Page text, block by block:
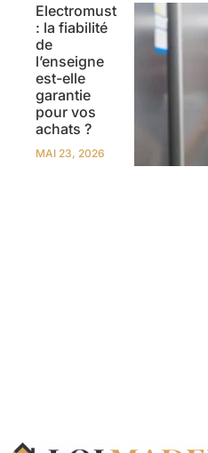
Electromust
: la fiabilité
de
l’enseigne
est-elle
garantie
pour vos
achats ?
MAI 23, 2026